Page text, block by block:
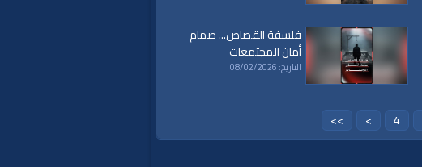
فلسفة القصاص... صمام
أمان المجتمعات
التاريخ: 08/02/2026
4
>
>>